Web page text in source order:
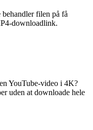
filen på få
downloadlink.
YouTube-video i 4K?
uden at downloade hele